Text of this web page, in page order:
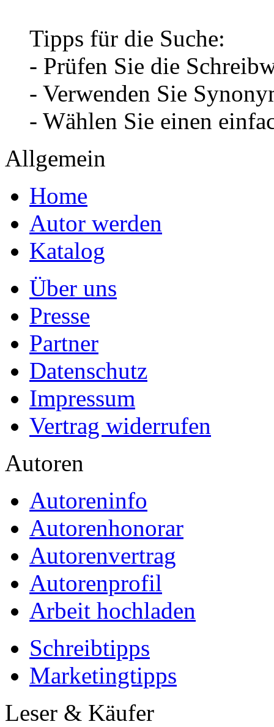
Tipps für die Suche:
- Prüfen Sie die
- Verwenden Sie
- Wählen Sie einen
Allgemein
Home
Autor werden
Katalog
Über uns
Presse
Partner
Datenschutz
Impressum
Vertrag widerrufen
Autoren
Autoreninfo
Autorenhonorar
Autorenvertrag
Autorenprofil
Arbeit hochladen
Schreibtipps
Marketingtipps
Leser & Käufer